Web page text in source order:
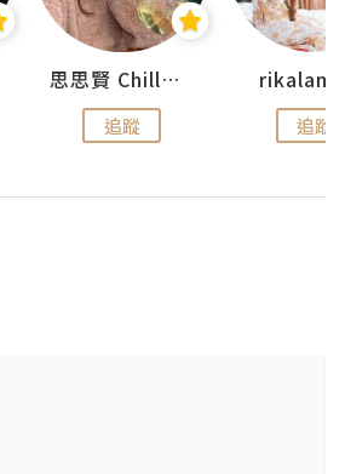
思思賢 ChillMyBabe
追蹤 追蹤